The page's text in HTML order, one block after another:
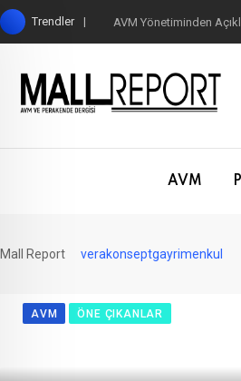
Skip
to
Trendler AVM Yönetiminden
AVM
Mall Report verakonseptgayrimenkul
AVM ÖNE ÇIKANLAR